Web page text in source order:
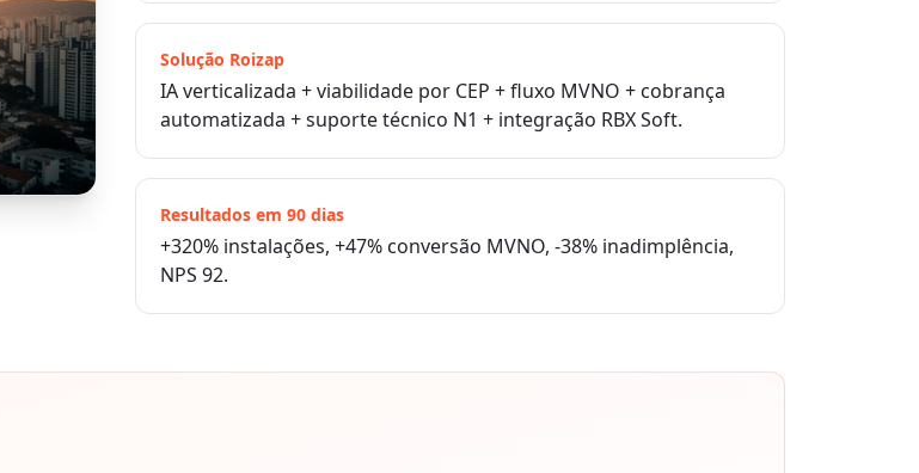
Solução Roizap
IA verticalizada + viabilidade por CEP + fluxo MVNO + cobrança
automatizada + suporte técnico N1 + integração RBX Soft.
Resultados em 90 dias
+320% instalações, +47% conversão MVNO, -38% inadimplência,
NPS 92.